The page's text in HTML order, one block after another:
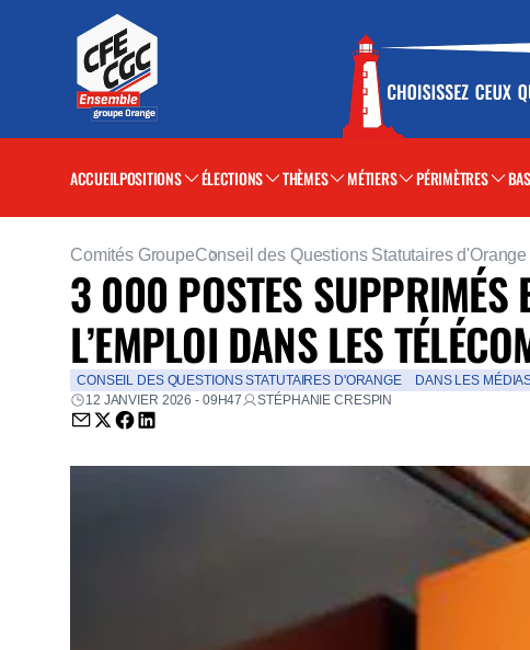
ACCUEILPOSITIONS ÉLECTIONS THÈMES MÉTIERS PÉRIMÈTRES
Comités GroupeConseil des Questions Statutaires d'Orange
3 000 POSTES SUPPRIMÉS
L’EMPLOI DANS LES
CONSEIL DES QUESTIONS STATUTAIRES D'ORANGE
DANS LES
12 JANVIER 2026 - 09H47
STÉPHANIE CRESPIN
Envoyer par email (nouvelle fenêtre)
Partager sur Twitter (nouvelle fenêtre)
Partager sur Facebook (nouvelle fenêtre)
Partager sur LinkedIn (nouvelle fenêtre)